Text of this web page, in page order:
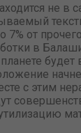
не в
7% от
в
будет
с этим